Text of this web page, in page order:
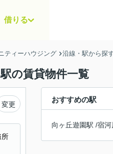
借りる
ティーハウジング 沿線・駅から探
の賃貸物件一覧
おすすめの駅
向ヶ丘遊園駅 /宿河
変更
所